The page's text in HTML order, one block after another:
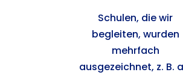
Schulen, die wir
begleiten, wurden
mehrfach
ausgezeichnet, z. B.